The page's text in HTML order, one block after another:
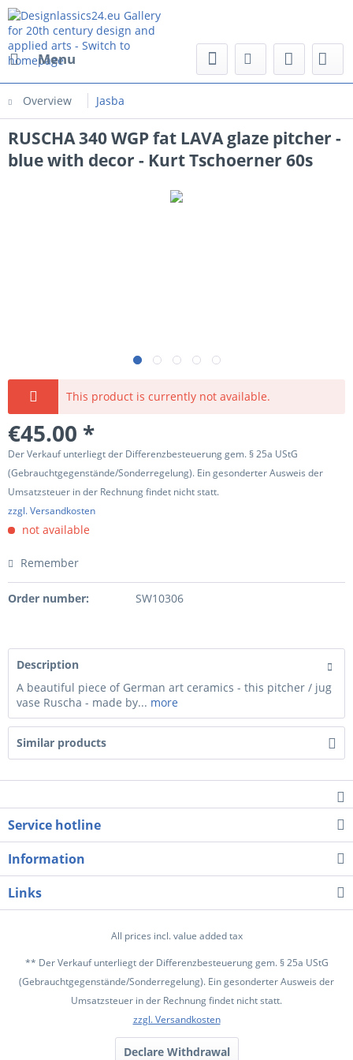
Menu
Overview Jasba
RUSCHA 340 WGP fat LAVA glaze pitcher -
blue with decor - Kurt Tschoerner 60s
This product is currently not available.
€45.00 *
Der Verkauf unterliegt der Differenzbesteuerung gem. § 25a UStG
(Gebrauchtgegenstände/Sonderregelung). Ein gesonderter Ausweis der
Umsatzsteuer in der Rechnung findet nicht statt.
zzgl. Versandkosten
not available
Remember
Order number: SW10306
Description
A beautiful piece of German art ceramics - this pitcher / jug
vase Ruscha - made by... more
Similar products
Service hotline
Information
Links
All prices incl. value added tax
** Der Verkauf unterliegt der Differenzbesteuerung gem. § 25a UStG
(Gebrauchtgegenstände/Sonderregelung). Ein gesonderter Ausweis der
Umsatzsteuer in der Rechnung findet nicht statt.
zzgl. Versandkosten
Declare Withdrawal